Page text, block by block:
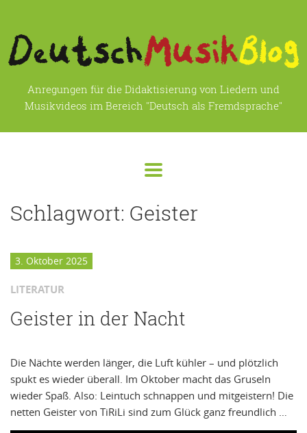
Anregungen für die Didaktisierung von Liedern und
Musikvideos im Bereich "Deutsch als Fremdsprache"
Schlagwort: Geister
3. Oktober 2025
LITERATUR
Geister in der Nacht
Die Nächte werden länger, die Luft kühler – und plötzlich
spukt es wieder überall. Im Oktober macht das Gruseln
wieder Spaß. Also: Leintuch schnappen und mitgeistern! Die
netten Geister von TiRiLi sind zum Glück ganz freundlich …